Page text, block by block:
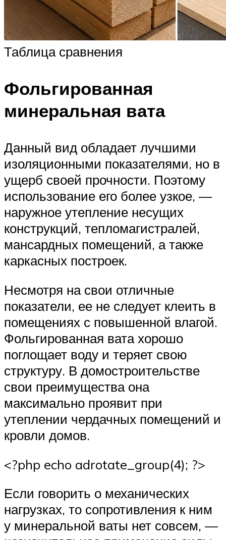
Таблица сравнения
Фольгированная
минеральная вата
Данный вид обладает лучшими
изоляционными показателями, но в
ущерб своей прочности. Поэтому
использование его более узкое, —
наружное утепление несущих
конструкций, тепломагистралей,
мансардных помещений, а также
каркасных построек.
Несмотря на свои отличные
показатели, ее не следует клеить в
помещениях с повышенной влагой.
Фольгированная вата хорошо
поглощает воду и теряет свою
структуру. В домостроительстве
свои преимущества она
максимально проявит при
утеплении чердачных помещений и
кровли домов.
<?php echo adrotate_group(4); ?>
Если говорить о механических
нагрузках, то сопротивления к ним
у минеральной ваты нет совсем, —